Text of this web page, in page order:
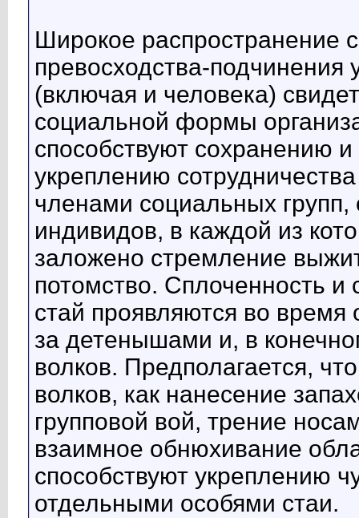
Широкое распространение
превосходства-
(включая и человека)
социальной формы
способствуют сохранению
укреплению
членами социальных
индивидов, в каждой из
заложено стремление
потомство. Сплоченность и
стай проявляются во
за детенышами и, в
волков. Предполагается,
волков, как нанесение
групповой вой, трение
взаимное обнюхивание
способствуют укреплению
отдельными особями стаи.